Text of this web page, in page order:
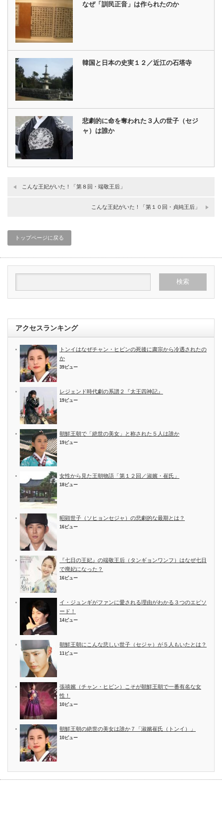
なぜ「訓民正音」は作られたのか
韓国と日本の史実１２／近江の石塔寺
悲劇的に命を奪われた３人の世子（セジ
ャ）は誰か
こんな王妃がいた！「第８回・端敬王后」
こんな王妃がいた！「第１０回・貞純王后」
トップページに戻る
アクセスランキング
トンイはなぜチャン・ヒビンの死後に粛宗から冷遇されたの
か
39ビュー
レジェンド時代劇の系譜２『太王四神記』
19ビュー
朝鮮王朝で「絶世の美女」と称された５人は誰か
19ビュー
女性から見た王朝物語「第１２回／淑嬪・崔氏」
18ビュー
昭顕世子（ソヒョンセジャ）の悲劇的な最期とは？
16ビュー
『七日の王妃』の端敬王后（タンギョンワンフ）はなぜ七日
で廃妃になった？
16ビュー
イ・ジュンギがファンに愛される理由がわかる３つのエピソ
ード！
14ビュー
朝鮮王朝にこんな悲しい世子（セジャ）が５人もいたとは？
11ビュー
張禧嬪（チャン・ヒビン）こそが朝鮮王朝で一番有名な女
性！
10ビュー
朝鮮王朝の絶世の美女は誰か７「淑嬪崔氏（トンイ）」
10ビュー